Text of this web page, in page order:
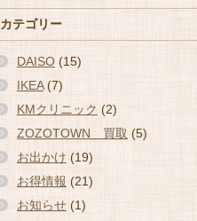
カテゴリー
DAISO (15)
IKEA(7)
KMクリニック (2)
ZOZOTOWN 買取 (5)
お出かけ (19)
お得情報 (21)
お知らせ (1)